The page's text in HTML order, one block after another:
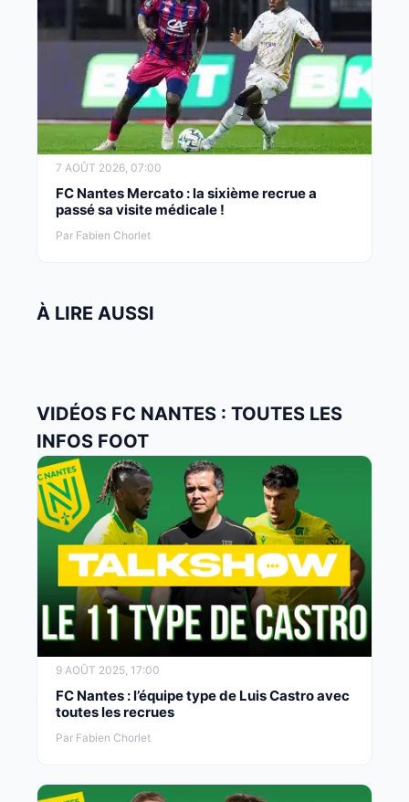
7 AOÛT 2026, 07:00
FC Nantes Mercato : la sixième recrue a
passé sa visite médicale !
Par Fabien Chorlet
À LIRE AUSSI
VIDÉOS FC NANTES : TOUTES LES
INFOS FOOT
9 AOÛT 2025, 17:00
FC Nantes : l’équipe type de Luis Castro avec
toutes les recrues
Par Fabien Chorlet